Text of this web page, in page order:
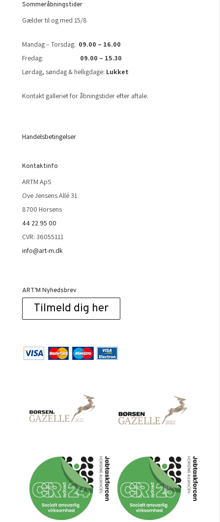
Sommeråbningstider
Gælder til og med 15/8
Mandag – Torsdag: 09.00 – 16.00
Fredag: 09.00 – 15.30
Lørdag, søndag & helligdage: Lukket
Kontakt galleriet for åbningstider efter aftale.
Handelsbetingelser
Kontaktinfo
ARTM ApS
Ove Jensens Allé 31
8700 Horsens
44 22 95 00
CVR: 36055111
info@art-m.dk
ART’M Nyhedsbrev
Tilmeld dig her